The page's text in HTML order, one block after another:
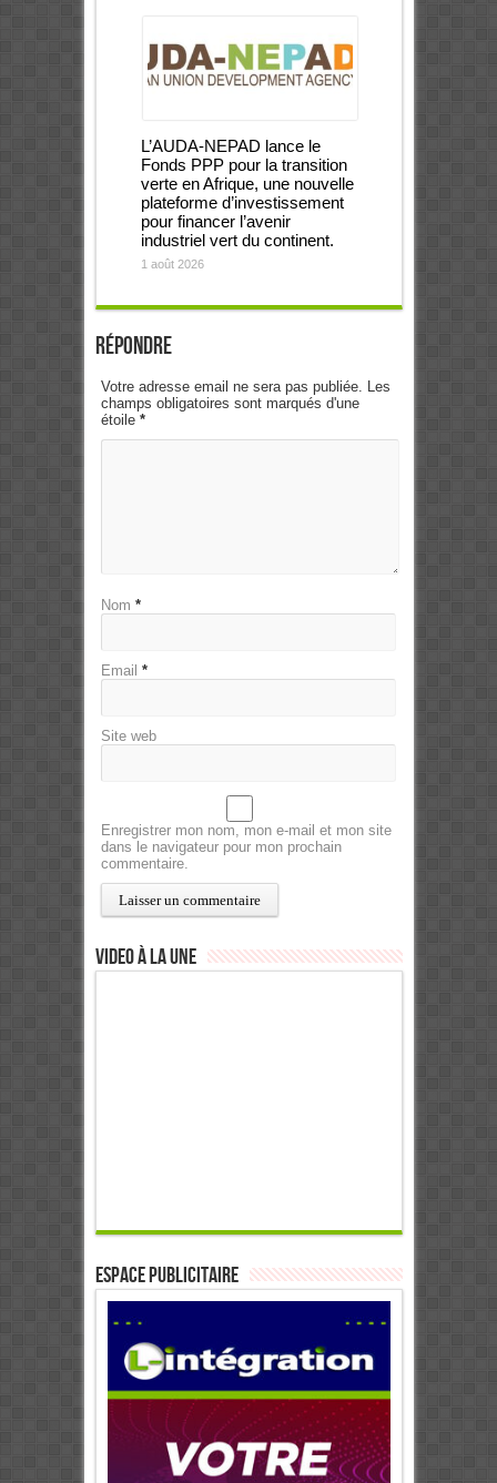
L’AUDA-NEPAD lance le
Fonds PPP pour la transition
verte en Afrique, une nouvelle
plateforme d’investissement
pour financer l’avenir
industriel vert du continent.
1 août 2026
Répondre
Votre adresse email ne sera pas publiée. Les
champs obligatoires sont marqués d'une
étoile *
Nom *
Email *
Site web
Enregistrer mon nom, mon e-mail et mon site
dans le navigateur pour mon prochain
commentaire.
Video à la Une
ESPACE PUBLICITAIRE